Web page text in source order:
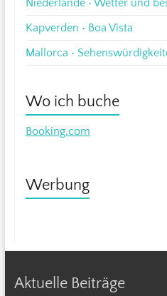
Niederlande • Wetter und
Kapverden • Boa Vista
Mallorca •
Wo ich buche
Booking.com
Werbung
Aktuelle Beiträge